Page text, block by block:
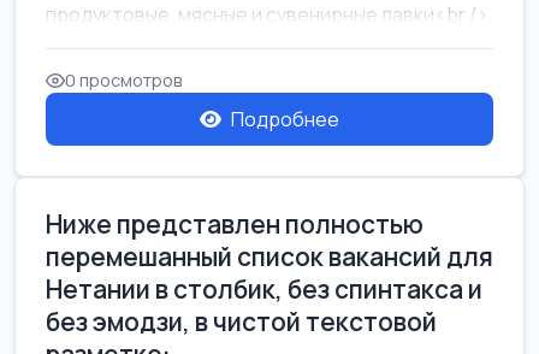
продуктовые, мясные и сувенирные лавки<br />
Разнорабочий на сборку м...
0 просмотров
Подробнее
Ниже представлен полностью
перемешанный список вакансий для
Нетании в столбик, без спинтакса и
без эмодзи, в чистой текстовой